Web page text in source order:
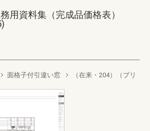
用資料集（完成品価格表）
面格子付引違い窓
（在来・204）（ブリ